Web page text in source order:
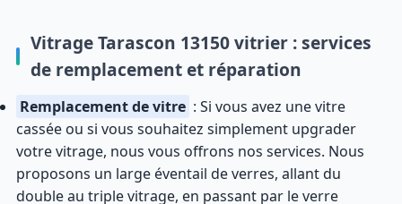
Vitrage Tarascon 13150 vitrier : services
de remplacement et réparation
Remplacement de vitre : Si vous avez une vitre
cassée ou si vous souhaitez simplement upgrader
votre vitrage, nous vous offrons nos services. Nous
proposons un large éventail de verres, allant du
double au triple vitrage, en passant par le verre